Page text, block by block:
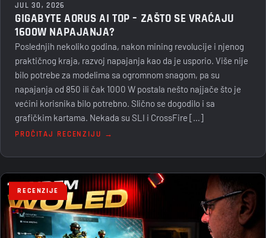
JUL 30, 2026
GIGABYTE AORUS AI TOP – ZAŠTO SE VRAĆAJU
1600W NAPAJANJA?
Poslednjih nekoliko godina, nakon mining revolucije i njenog
praktičnog kraja, razvoj napajanja kao da je usporio. Više nije
bilo potrebe za modelima sa ogromnom snagom, pa su
napajanja od 850 ili čak 1000 W postala nešto najjače što je
većini korisnika bilo potrebno. Slično se dogodilo i sa
grafičkim kartama. Nekada su SLI i CrossFire […]
PROČITAJ RECENZIJU →
RECENZIJE